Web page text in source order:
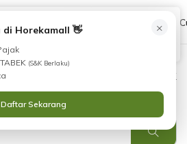
(021) 38783380 08551688000
Masuk
×
Horekamall 👋
(S&K Berlaku)
Daftar Sekarang
lihatKatalog
Hubungi Kami